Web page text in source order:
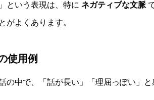
という表現は、特に ネガティブな文脈
がよくあります。
使用例
の中で、「話が長い」「理屈っぽい」と